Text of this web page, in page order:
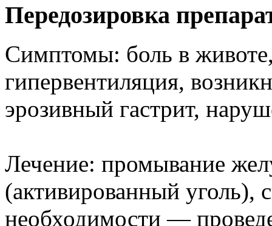
Передозировка
Симптомы: боль в
гипервентиляция,
эрозивный гастрит,
Лечение: промывание
(активированный уголь),
необходимости —